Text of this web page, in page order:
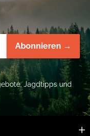
Abonnieren →
Jagdtipps und